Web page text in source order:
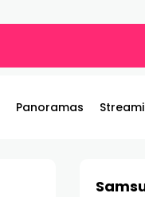
Panoramas